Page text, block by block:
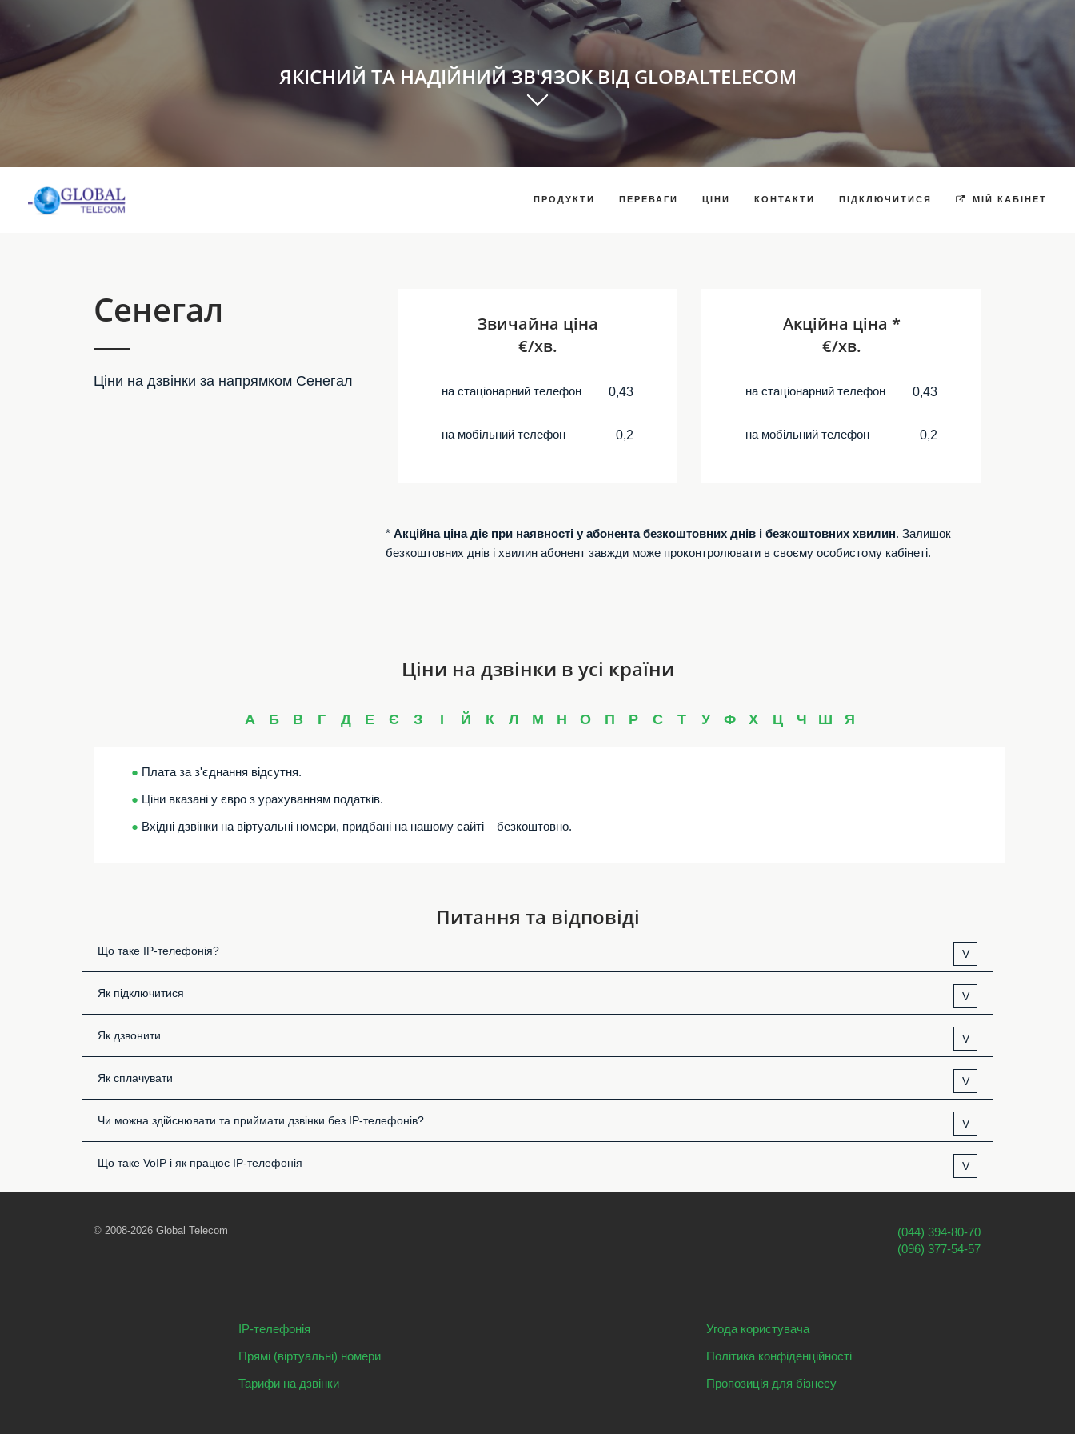
ЯКІСНИЙ ТА НАДІЙНИЙ ЗВ'ЯЗОК ВІД GLOBALTELECOM
ПРОДУКТИ ПЕРЕВАГИ ЦІНИ КОНТАКТИ ПІДКЛЮЧИТИСЯ МІЙ КАБІНЕТ
Сенегал
Ціни на дзвінки за напрямком Сенегал
Звичайна ціна
€/хв.
на стаціонарний телефон 0,43
на мобільний телефон 0,2
Акційна ціна *
€/хв.
на стаціонарний телефон 0,43
на мобільний телефон 0,2
* Акційна ціна діє при наявності у абонента безкоштовних днів і безкоштовних хвилин. Залишок
безкоштовних днів і хвилин абонент завжди може проконтролювати в своєму особистому кабінеті.
Ціни на дзвінки в усі країни
А Б В Г Д Е Є З І Й К Л М Н О П Р С Т У Ф Х Ц Ч Ш Я
● Плата за з'єднання відсутня.
● Ціни вказані у євро з урахуванням податків.
● Вхідні дзвінки на віртуальні номери, придбані на нашому сайті – безкоштовно.
Питання та відповіді
Що таке IP-телефонія? V
Як підключитися V
Як дзвонити V
Як сплачувати V
Чи можна здійснювати та приймати дзвінки без IP-телефонів? V
Що таке VoIP і як працює IP-телефонія V
© 2008-2026 Global Telecom
(044) 394-80-70
(096) 377-54-57
IP-телефонія
Прямі (віртуальні) номери
Тарифи на дзвінки
Угода користувача
Політика конфіденційності
Пропозиція для бізнесу